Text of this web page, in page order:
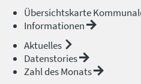
Übersichtskarte
Informationen
Aktuelles
Datenstories
Zahl des Monats